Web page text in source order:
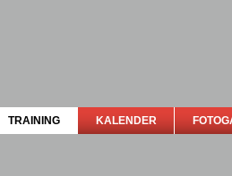
TRAINING KALENDER